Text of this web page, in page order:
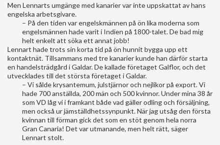
Men Lennarts umgänge med kanarier var inte uppskattat av hans
engelska arbetsgivare.
– På den tiden var engelskmännen på ön lika moderna som
engelsmännen hade varit i Indien på 1800-talet. De bad mig
helt enkelt att söka ett annat jobb!
Lennart hade trots sin korta tid på ön hunnit bygga upp ett
kontaktnät. Tillsammans med tre kanarier kunde han därför starta
en handelsträdgård i Galdar. De kallade företaget Galflor, och det
utvecklades till det största företaget i Galdar.
– Vi sålde krysantemum, julstjärnor och nejlikor på export. Vi
hade 700 anställda, 200 män och 500 kvinnor. Under mina 38 år
som VD låg vi i framkant både vad gäller odling och försäljning,
men också ur jämställdhetssynpunkt. När jag utsåg den första
kvinnan till förman gick det som en stöt genom hela norra
Gran Canaria! Det var utmanande, men helt rätt, säger
Lennart stolt.